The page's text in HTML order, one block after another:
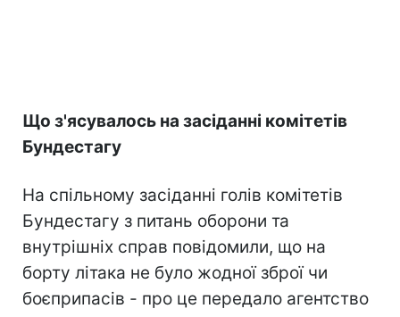
Що з'ясувалось на засіданні комітетів
Бундестагу
На спільному засіданні голів комітетів
Бундестагу з питань оборони та
внутрішніх справ повідомили, що на
борту літака не було жодної зброї чи
боєприпасів - про це передало агентство